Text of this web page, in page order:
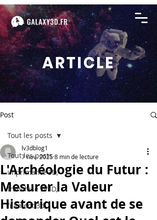
ARTICLE
Post
Tout les posts
imprimante 3D,
franchise LV3D,
filament 3d,
Tout les posts
L'Archéologie du Futur :
Mesurer la Valeur
Historique avant de se
lv3dblog1
7 nov. 20258 min de lecture